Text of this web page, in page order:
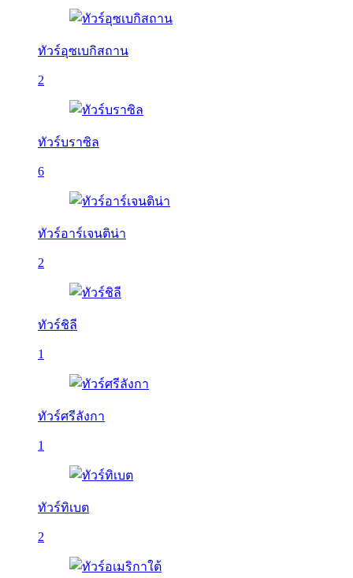
ทัวร์อุซเบกิสถาน
2
ทัวร์บราซิล
6
ทัวร์อาร์เจนติน่า
2
ทัวร์ชิลี
1
ทัวร์ศรีลังกา
1
ทัวร์ทิเบต
2